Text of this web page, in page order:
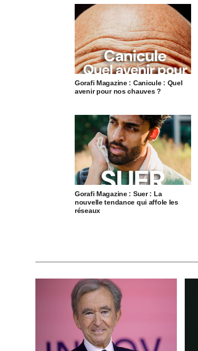
Gorafi Magazine : Canicule : Quel
avenir pour nos chauves ?
Gorafi Magazine : Suer : La
nouvelle tendance qui affole les
réseaux